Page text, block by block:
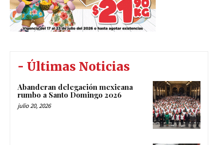
- Últimas Noticias
Abanderan delegación mexicana
rumbo a Santo Domingo 2026
julio 20, 2026